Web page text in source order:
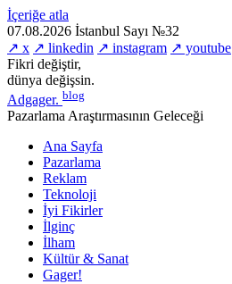
İçeriğe atla
07.08.2026 İstanbul Sayı №32
↗ x ↗ linkedin ↗ instagram ↗ youtube
Fikri değiştir,
dünya değişsin.
Adgager. blog
Pazarlama Araştırmasının Geleceği
Ana Sayfa
Pazarlama
Reklam
Teknoloji
İyi Fikirler
İlginç
İlham
Kültür & Sanat
Gager!